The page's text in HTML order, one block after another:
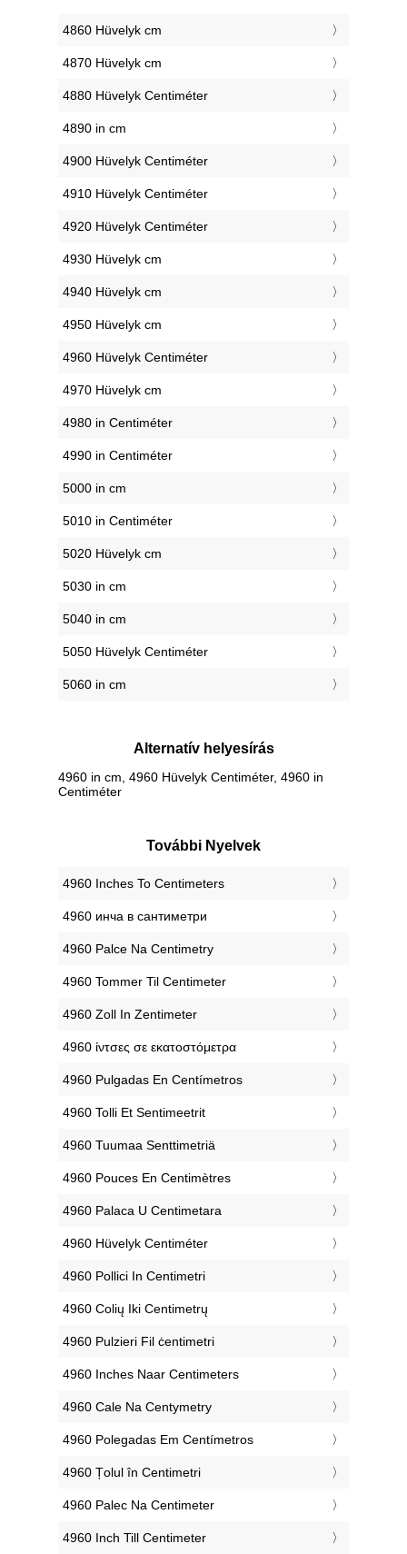
4860 Hüvelyk cm
4870 Hüvelyk cm
4880 Hüvelyk Centiméter
4890 in cm
4900 Hüvelyk Centiméter
4910 Hüvelyk Centiméter
4920 Hüvelyk Centiméter
4930 Hüvelyk cm
4940 Hüvelyk cm
4950 Hüvelyk cm
4960 Hüvelyk Centiméter
4970 Hüvelyk cm
4980 in Centiméter
4990 in Centiméter
5000 in cm
5010 in Centiméter
5020 Hüvelyk cm
5030 in cm
5040 in cm
5050 Hüvelyk Centiméter
5060 in cm
Alternatív helyesírás
4960 in cm, 4960 Hüvelyk Centiméter, 4960 in
Centiméter
További Nyelvek
‎4960 Inches To Centimeters
‎4960 инча в сантиметри
‎4960 Palce Na Centimetry
‎4960 Tommer Til Centimeter
‎4960 Zoll In Zentimeter
‎4960 ίντσες σε εκατοστόμετρα
‎4960 Pulgadas En Centímetros
‎4960 Tolli Et Sentimeetrit
‎4960 Tuumaa Senttimetriä
‎4960 Pouces En Centimètres
‎4960 Palaca U Centimetara
‎4960 Hüvelyk Centiméter
‎4960 Pollici In Centimetri
‎4960 Colių Iki Centimetrų
‎4960 Pulzieri Fil ċentimetri
‎4960 Inches Naar Centimeters
‎4960 Cale Na Centymetry
‎4960 Polegadas Em Centímetros
‎4960 Țolul în Centimetri
‎4960 Palec Na Centimeter
‎4960 Inch Till Centimeter